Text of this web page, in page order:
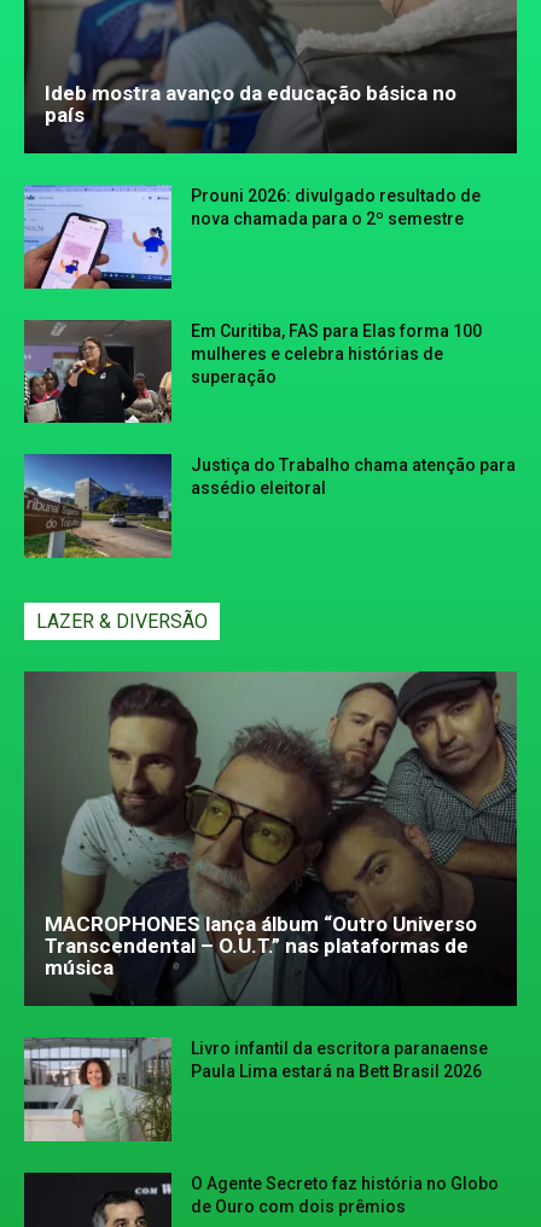
Ideb mostra avanço da educação básica no
país
Prouni 2026: divulgado resultado de
nova chamada para o 2º semestre
Em Curitiba, FAS para Elas forma 100
mulheres e celebra histórias de
superação
Justiça do Trabalho chama atenção para
assédio eleitoral
LAZER & DIVERSÃO
MACROPHONES lança álbum “Outro Universo
Transcendental – O.U.T.” nas plataformas de
música
Livro infantil da escritora paranaense
Paula Lima estará na Bett Brasil 2026
O Agente Secreto faz história no Globo
de Ouro com dois prêmios